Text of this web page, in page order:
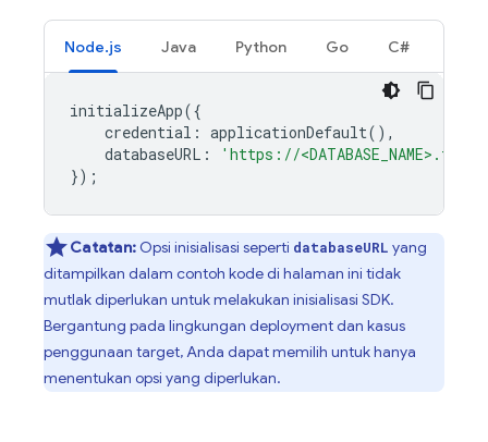
Node.js Java Python Go C#
initializeApp({
credential : applicationDefault(),
databaseURL :
'https://
});
Catatan: Opsi inisialisasi seperti databaseURL yang
ditampilkan dalam contoh kode di halaman ini tidak
mutlak diperlukan untuk melakukan inisialisasi SDK.
Bergantung pada lingkungan deployment dan kasus
penggunaan target, Anda dapat memilih untuk hanya
menentukan opsi yang diperlukan.